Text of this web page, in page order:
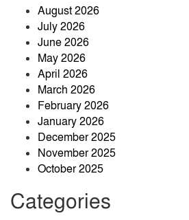
August 2026
July 2026
June 2026
May 2026
April 2026
March 2026
February 2026
January 2026
December 2025
November 2025
October 2025
Categories